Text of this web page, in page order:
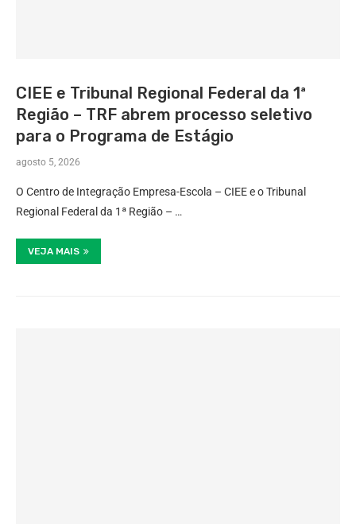
CIEE e Tribunal Regional Federal da 1ª
Região – TRF abrem processo seletivo
para o Programa de Estágio
agosto 5, 2026
O Centro de Integração Empresa-Escola – CIEE e o Tribunal
Regional Federal da 1ª Região – …
VEJA MAIS